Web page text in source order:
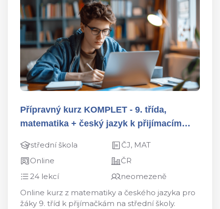
Přípravný kurz KOMPLET - 9. třída,
matematika + český jazyk k přijímacím
střední škola
ČJ, MAT
Online
ČR
24 lekcí
neomezeně
Online kurz z matematiky a českého jazyka pro
žáky 9. tříd k přijímačkám na střední školy.